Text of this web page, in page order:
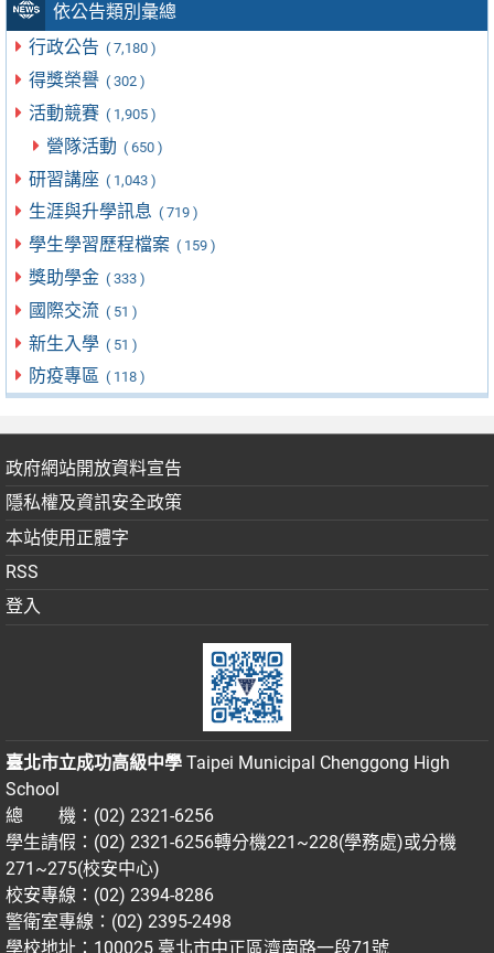
依公告類別彙總
行政公告 ( 7,180 )
得獎榮譽 ( 302 )
活動競賽 ( 1,905 )
營隊活動 ( 650 )
研習講座 ( 1,043 )
生涯與升學訊息 ( 719 )
學生學習歷程檔案 ( 159 )
獎助學金 ( 333 )
國際交流 ( 51 )
新生入學 ( 51 )
防疫專區 ( 118 )
政府網站開放資料宣告
隱私權及資訊安全政策
本站使用正體字
RSS
登入
臺北市立成功高級中學 Taipei Municipal Chenggong High
School
總 機：(02) 2321-6256
學生請假：(02) 2321-6256轉分機221~228(學務處)或分機
271~275(校安中心)
校安專線：(02) 2394-8286
警衛室專線：(02) 2395-2498
學校地址：100025 臺北市中正區濟南路一段71號